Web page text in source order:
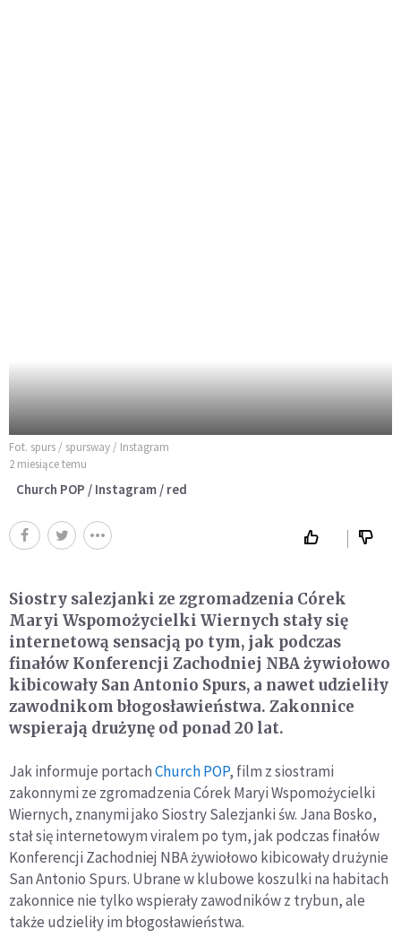
Fot. spurs / spursway / Instagram
2 miesiące temu
Church POP / Instagram / red
Siostry salezjanki ze zgromadzenia Córek
Maryi Wspomożycielki Wiernych stały się
internetową sensacją po tym, jak podczas
finałów Konferencji Zachodniej NBA żywiołowo
kibicowały San Antonio Spurs, a nawet udzieliły
zawodnikom błogosławieństwa. Zakonnice
wspierają drużynę od ponad 20 lat.
Jak informuje portachChurch POP, film z siostrami
zakonnymi ze zgromadzenia Córek Maryi Wspomożycielki
Wiernych, znanymi jako Siostry Salezjanki św. Jana Bosko,
stał się internetowym viralem po tym, jak podczas finałów
Konferencji Zachodniej NBA żywiołowo kibicowały drużynie
San Antonio Spurs. Ubrane w klubowe koszulki na habitach
zakonnice nie tylko wspierały zawodników z trybun, ale
także udzieliły im błogosławieństwa.